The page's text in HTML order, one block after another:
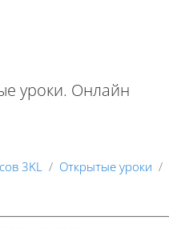
содержанию
уроки. Онлайн
3KL Открытые уроки